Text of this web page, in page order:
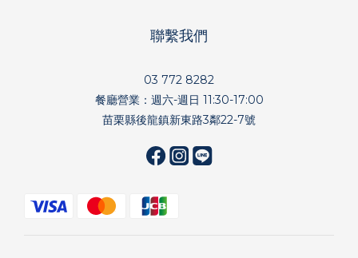
聯繫我們
03 772 8282
餐廳營業：週六-週日 11:30-17:00
苗栗縣後龍鎮新東路3鄰22-7號